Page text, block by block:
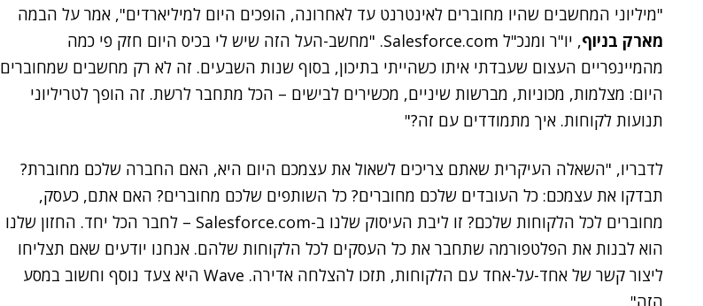
"מיליוני המחשבים שהיו מחוברים לאינטרנט עד לאחרונה, הופכים היום למיליארדים", אמר על הבמה
מארק בניוף
, יו"ר ומנכ"ל Salesforce.com. "מחשב-העל הזה שיש לי בכיס היום חזק פי כמה
מהמיינפריים העצום שעבדתי איתו כשהייתי בתיכון, בסוף שנות השבעים. זה לא רק מחשבים שמחוברים
היום: מצלמות, מכוניות, מברשות שיניים, מכשירים לבישים – הכל מתחבר לרשת. זה הופך לטריליוני
תנועות לקוחות. איך מתמודדים עם זה?"
לדבריו, "השאלה העיקרית שאתם צריכים לשאול את עצמכם היום היא, האם החברה שלכם מחוברת?
תבדקו את עצמכם: כל העובדים שלכם מחוברים? כל השותפים שלכם מחוברים? האם אתם, כעסק,
מחוברים לכל הלקוחות שלכם? זו ליבת העיסוק שלנו ב-Salesforce.com – לחבר הכל יחד. החזון שלנו
הוא לבנות את הפלטפורמה שתחבר את כל העסקים לכל הלקוחות שלהם. אנחנו יודעים שאם תצליחו
ליצור קשר של אחד-על-אחד עם הלקוחות, תזכו להצלחה אדירה. Wave היא צעד נוסף וחשוב במסע